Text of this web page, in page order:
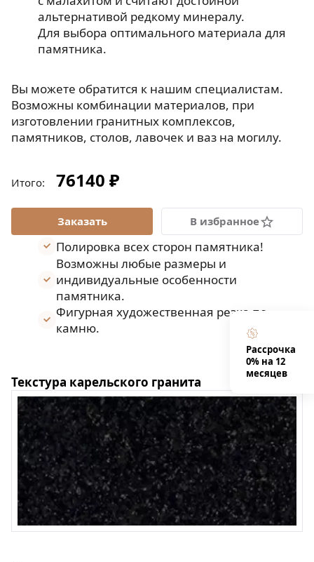
альтернативой редкому минералу.
Для выбора оптимального материала для
памятника.
Вы можете обратится к нашим специалистам.
Возможны комбинации материалов, при
изготовлении гранитных комплексов,
памятников, столов, лавочек и ваз на могилу.
Итого: 76140 ₽
В избранное
Полировка всех сторон памятника!
Возможны любые размеры и
индивидуальные особенности
памятника.
Фигурная художественная резка по
камню.
Текстура карельского гранита
Рассрочка
0% на 12
месяцев